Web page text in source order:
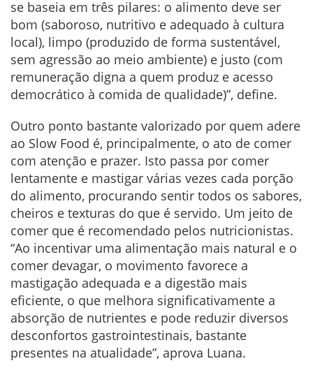
se baseia em três pilares: o alimento deve ser
bom (saboroso, nutritivo e adequado à cultura
local), limpo (produzido de forma sustentável,
sem agressão ao meio ambiente) e justo (com
remuneração digna a quem produz e acesso
democrático à comida de qualidade)”, define.
Outro ponto bastante valorizado por quem adere
ao Slow Food é, principalmente, o ato de comer
com atenção e prazer. Isto passa por comer
lentamente e mastigar várias vezes cada porção
do alimento, procurando sentir todos os sabores,
cheiros e texturas do que é servido. Um jeito de
comer que é recomendado pelos nutricionistas.
“Ao incentivar uma alimentação mais natural e o
comer devagar, o movimento favorece a
mastigação adequada e a digestão mais
eficiente, o que melhora significativamente a
absorção de nutrientes e pode reduzir diversos
desconfortos gastrointestinais, bastante
presentes na atualidade”, aprova Luana.